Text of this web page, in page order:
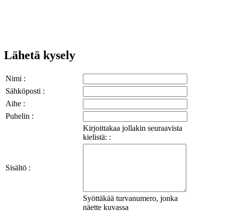
Lähetä kysely
Nimi :
Sähköposti :
Aihe :
Puhelin :
Kirjoittakaa jollakin seuraavista
kielistä: :
Sisältö :
Syöttäkää turvanumero, jonka
näette kuvassa